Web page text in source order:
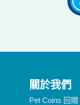
關於我們
Pet Coins 回贈